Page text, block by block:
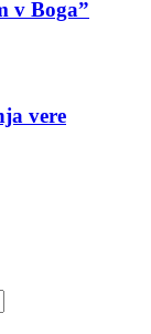
v Boga”
vere